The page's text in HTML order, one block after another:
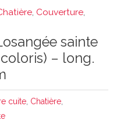
Couverture
sainte
– long.
cuite Chatière